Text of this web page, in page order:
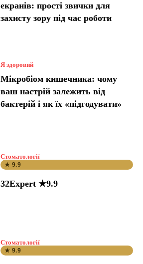
екранів: прості звички для
захисту зору під час роботи
Я здоровий
Мікробіом кишечника: чому
ваш настрій залежить від
бактерій і як їх «підгодувати»
Стоматології
★ 9.9
32Expert ★9.9
Стоматології
★ 9.9